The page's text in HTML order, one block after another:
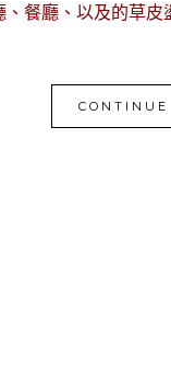
餐廳、以及的草